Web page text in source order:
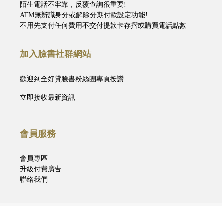
陌生電話不牢靠，反覆查詢很重要!
ATM無辨識身分或解除分期付款設定功能!
不用先支付任何費用不交付提款卡存摺或購買電話點數
加入臉書社群網站
歡迎到全好貸臉書粉絲團專頁按讚
立即接收最新資訊
會員服務
會員專區
升級付費廣告
聯絡我們